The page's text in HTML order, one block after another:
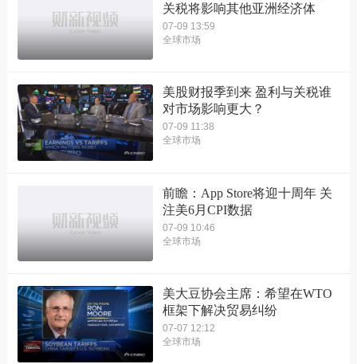
关税将影响其他亚洲经济体
07-09 13:59
全球市场
美股财报季到来 盈利与关税谁
对市场影响更大？
07-09 11:38
全球市场
前瞻：App Store将迎十周年 关
注美6月CPI数据
07-09 10:46
全球市场
美大豆协会主席：希望在WTO
框架下解决贸易纠纷
07-07 12:12
全球市场